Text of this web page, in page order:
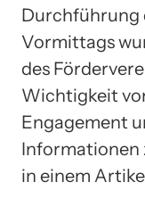
Durchführung
Vormittags
des
Wichtigkeit
Engagement
Informationen
in einem